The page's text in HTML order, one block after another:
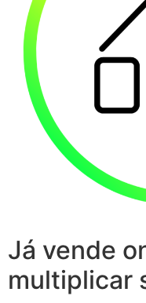
Já vende
multiplicar